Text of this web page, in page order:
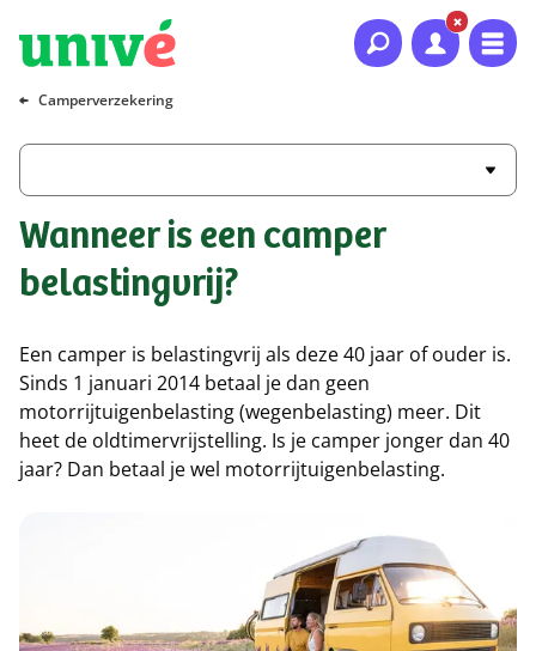
Naar hoofdinhoud
Naar hoofdnavigatie
Naar footer
Camperverzekering
Wanneer is een camper
belastingvrij?
Een camper is belastingvrij als deze 40 jaar of ouder is.
Sinds 1 januari 2014 betaal je dan geen
motorrijtuigenbelasting (wegenbelasting) meer. Dit
heet de oldtimervrijstelling. Is je camper jonger dan 40
jaar? Dan betaal je wel motorrijtuigenbelasting.